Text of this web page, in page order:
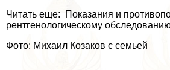
Читать еще: Показания и
рентгенологическому
Фото: Михаил Козаков с семьей